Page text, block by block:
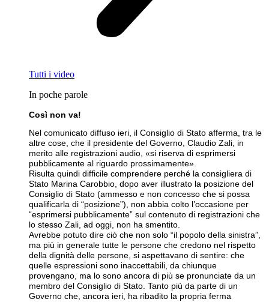
Tutti i video
In poche parole
Così non va!
Nel comunicato diffuso ieri, il Consiglio di Stato afferma, tra le
altre cose, che il presidente del Governo, Claudio Zali, in
merito alle registrazioni audio, «si riserva di esprimersi
pubblicamente al riguardo prossimamente».
Risulta quindi difficile comprendere perché la consigliera di
Stato Marina Carobbio, dopo aver illustrato la posizione del
Consiglio di Stato (ammesso e non concesso che si possa
qualificarla di “posizione”), non abbia colto l’occasione per
“esprimersi pubblicamente” sul contenuto di registrazioni che
lo stesso Zali, ad oggi, non ha smentito.
Avrebbe potuto dire ciò che non solo “il popolo della sinistra”,
ma più in generale tutte le persone che credono nel rispetto
della dignità delle persone, si aspettavano di sentire: che
quelle espressioni sono inaccettabili, da chiunque
provengano, ma lo sono ancora di più se pronunciate da un
membro del Consiglio di Stato. Tanto più da parte di un
Governo che, ancora ieri, ha ribadito la propria ferma